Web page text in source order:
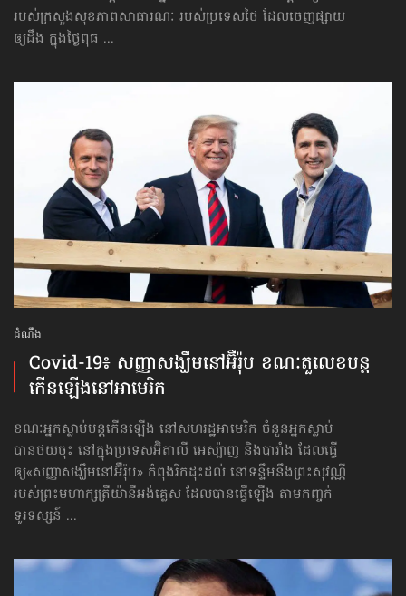
របស់ក្រសួងសុខភាពសាធារណៈ របស់ប្រទេសថៃ ដែលចេញផ្សាយ
ឲ្យដឹង ក្នុងថ្ងៃពុធ ...
ដំណឹង
Covid-19៖ សញ្ញា​សង្ឃឹម​នៅ​អ៊ឺរ៉ុប ខណៈ​តួលេខ​បន្ត​
កើន​ឡើង​នៅ​អាមេរិក
ខណៈអ្នកស្លាប់បន្តកើនឡើង នៅសហរដ្ឋអាមេរិក ចំនួនអ្នកស្លាប់
បានថយចុះ នៅក្នុងប្រទេសអ៊ិតាលី អេស្ប៉ាញ និងបារាំង ដែលធ្វើ
ឲ្យ«សញ្ញា​សង្ឃឹម​នៅ​អ៊ឺរ៉ុប» កំពុងរីកដុះដល់ នៅទន្ទឹមនឹងព្រះសុវណ្ណី
របស់ព្រះមហាក្សត្រីយ៉ានីអង់គ្លេស ដែលបានធ្វើឡើង តាមកញ្ចក់
ទូរទស្សន៍ ...